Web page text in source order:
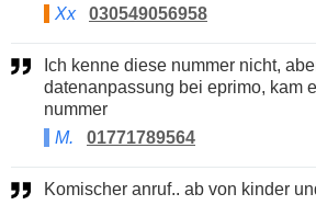
Xx
030549056958
datenanpassung bei eprimo, kam
nummer
M.
01771789564
Komischer anruf.. ab von kinder